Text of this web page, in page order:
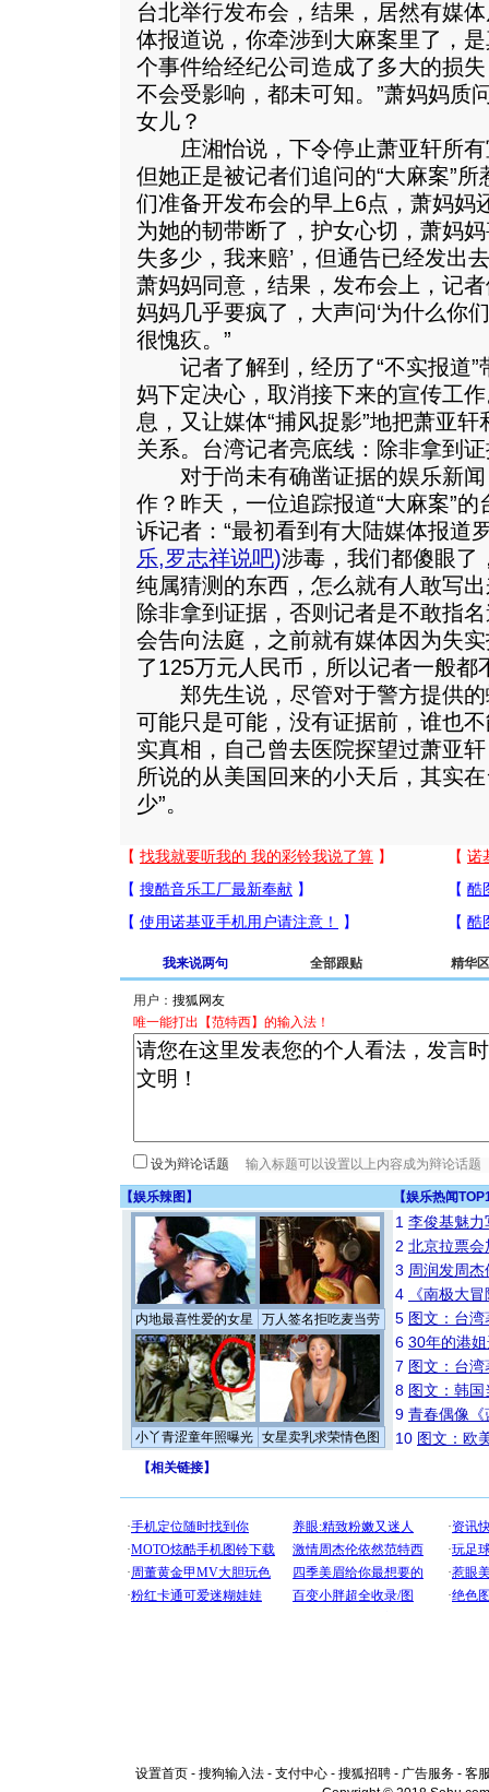
台北举行发布会，结果，居然有媒
体报道说，你牵涉到大麻案里了，
个事件给经纪公司造成了多大的损
不会受影响，都未可知。”萧妈妈质
女儿？
庄湘怡说，下令停止萧亚轩所有
但她正是被记者们追问的“大麻案”
们准备开发布会的早上6点，萧妈妈
为她的韧带断了，护女心切，萧妈
失多少，我来赔’，但通告已经发出
萧妈妈同意，结果，发布会上，记者
妈妈几乎要疯了，大声问‘为什么你
很愧疚。”
记者了解到，经历了“不实报道”
妈下定决心，取消接下来的宣传工
息，又让媒体“捕风捉影”地把萧亚
关系。台湾记者亮底线：除非拿到
对于尚未有确凿证据的娱乐新闻
作？昨天，一位追踪报道“大麻案”
诉记者：“最初看到有大陆媒体报道
乐,罗志祥说吧)涉毒，我们都傻眼了
纯属猜测的东西，怎么就有人敢写
除非拿到证据，否则记者是不敢指
会告向法庭，之前就有媒体因为失实
了125万元人民币，所以记者一般都
郑先生说，尽管对于警方提供的
可能只是可能，没有证据前，谁也
实真相，自己曾去医院探望过萧亚
所说的从美国回来的小天后，其实
少”。
我来说两句 全部跟贴 精华区
用户：
唯一能打出【范特西】的输入法！
设为辩论话题
【娱乐辣图 】 【娱乐热闻
内地最喜性爱的女星 万人签名拒吃麦当劳
小丫青涩童年照曝光 女星卖乳求荣情色图
1 李俊基魅力
2 北京拉票
3 周润发周
4
《南极大
5 图文：台
6 30年的港
7 图文：台
8 图文：韩
9 青春偶像《
10 图文：欧
【相关链接】
设置首页 - 搜狗输入法 - 支付中心 - 搜狐招聘 - 广告服务 - 客